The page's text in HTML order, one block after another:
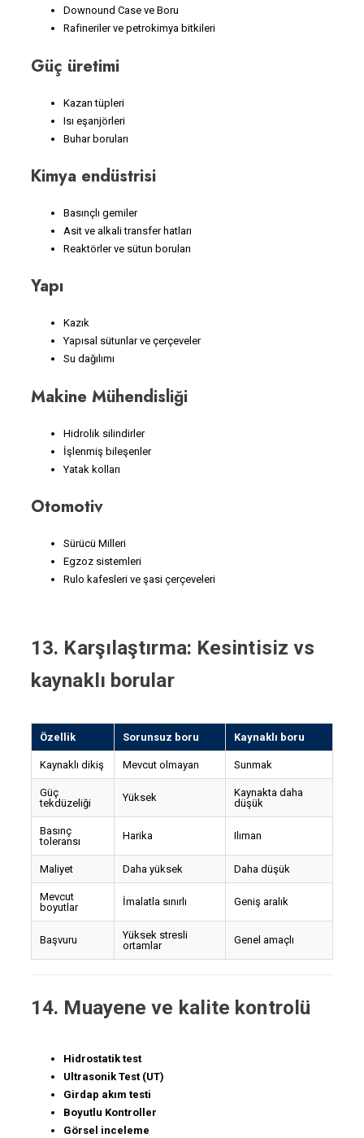
Downound Case ve Boru
Rafineriler ve petrokimya bitkileri
Güç üretimi
Kazan tüpleri
Isı eşanjörleri
Buhar boruları
Kimya endüstrisi
Basınçlı gemiler
Asit ve alkali transfer hatları
Reaktörler ve sütun boruları
Yapı
Kazık
Yapısal sütunlar ve çerçeveler
Su dağılımı
Makine Mühendisliği
Hidrolik silindirler
İşlenmiş bileşenler
Yatak kolları
Otomotiv
Sürücü Milleri
Egzoz sistemleri
Rulo kafesleri ve şasi çerçeveleri
13. Karşılaştırma: Kesintisiz vs
kaynaklı borular
Özellik Sorunsuz boru Kaynaklı boru
Kaynaklı dikiş Mevcut olmayan Sunmak
Güç
tekdüzeliği
Yüksek
Kaynakta daha
düşük
Basınç
toleransı
Harika Ilıman
Maliyet Daha yüksek Daha düşük
Mevcut
boyutlar
İmalatla sınırlı Geniş aralık
Başvuru
Yüksek stresli
ortamlar
Genel amaçlı
14. Muayene ve kalite kontrolü
Hidrostatik test
Ultrasonik Test (UT)
Girdap akım testi
Boyutlu Kontroller
Görsel inceleme